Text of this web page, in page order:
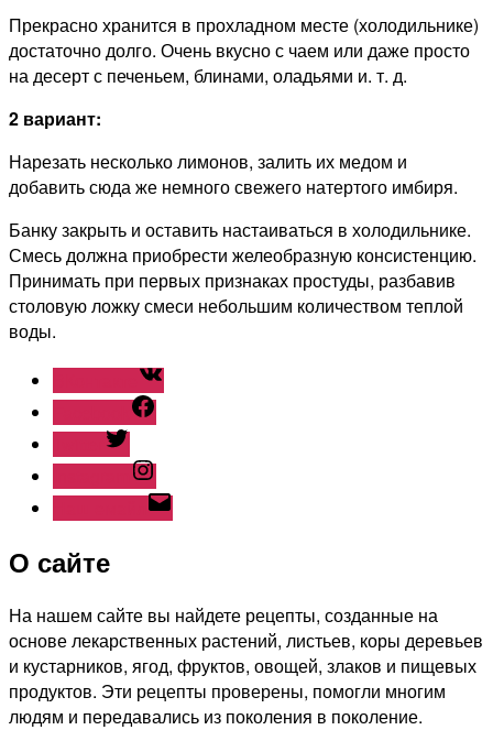
Прекрасно хранится в прохладном месте (холодильнике)
достаточно долго. Очень вкусно с чаем или даже просто
на десерт с печеньем, блинами, оладьями и. т. д.
2 вариант:
Нарезать несколько лимонов, залить их медом и
добавить сюда же немного свежего натертого имбиря.
Банку закрыть и оставить настаиваться в холодильнике.
Смесь должна приобрести желеобразную консистенцию.
Принимать при первых признаках простуды, разбавив
столовую ложку смеси небольшим количеством теплой
воды.
О сайте
На нашем сайте вы найдете рецепты, созданные на
основе лекарственных растений, листьев, коры деревьев
и кустарников, ягод, фруктов, овощей, злаков и пищевых
продуктов. Эти рецепты проверены, помогли многим
людям и передавались из поколения в поколение.